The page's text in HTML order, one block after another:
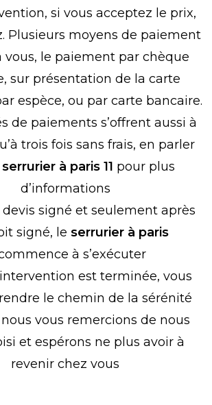
si vous acceptez le prix,
Plusieurs moyens de paiement
vous, le paiement par chèque
sur présentation de la carte
espèce, ou par carte bancaire.
de paiements s’offrent aussi à
trois fois sans frais, en parler
serrurier à paris 11 pour plus
d’informations
devis signé et seulement après
signé, le serrurier à paris
à s’exécuter
est terminée, vous
le chemin de la sérénité
vous remercions de nous
et espérons ne plus avoir à
revenir chez vous